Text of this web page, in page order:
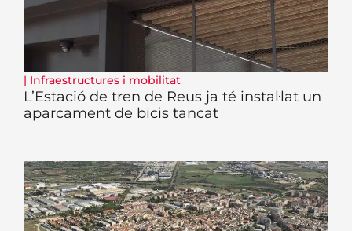
| Infraestructures i mobilitat
L’Estació de tren de Reus ja té instal·lat un
aparcament de bicis tancat